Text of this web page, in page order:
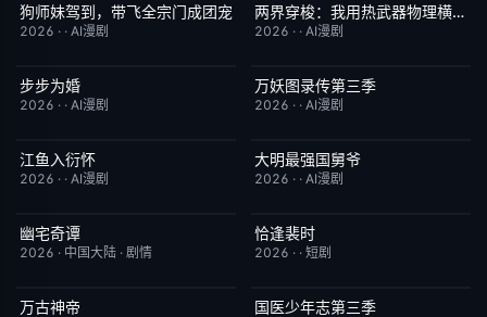
完结 10.0
狗师妹驾到，带飞全宗门成团宠
2026 · · AI漫剧
完结 10.0两界穿梭：我用热武器物理横推修真界
2026 · · AI漫剧
完结
步步为婚
2026 · · AI漫剧
完结
万妖图录传第三季
2026 · · AI漫剧
完结
江鱼入衍怀
2026 · · AI漫剧
完结
大明最强国舅爷
2026 · · AI漫剧
更新至第14集
幽宅奇谭
2026 · 中国大陆 · 剧情
完结
恰逢裴时
2026 · · 短剧
更新至第7集
万古神帝 本周更新
国医少年志第三季